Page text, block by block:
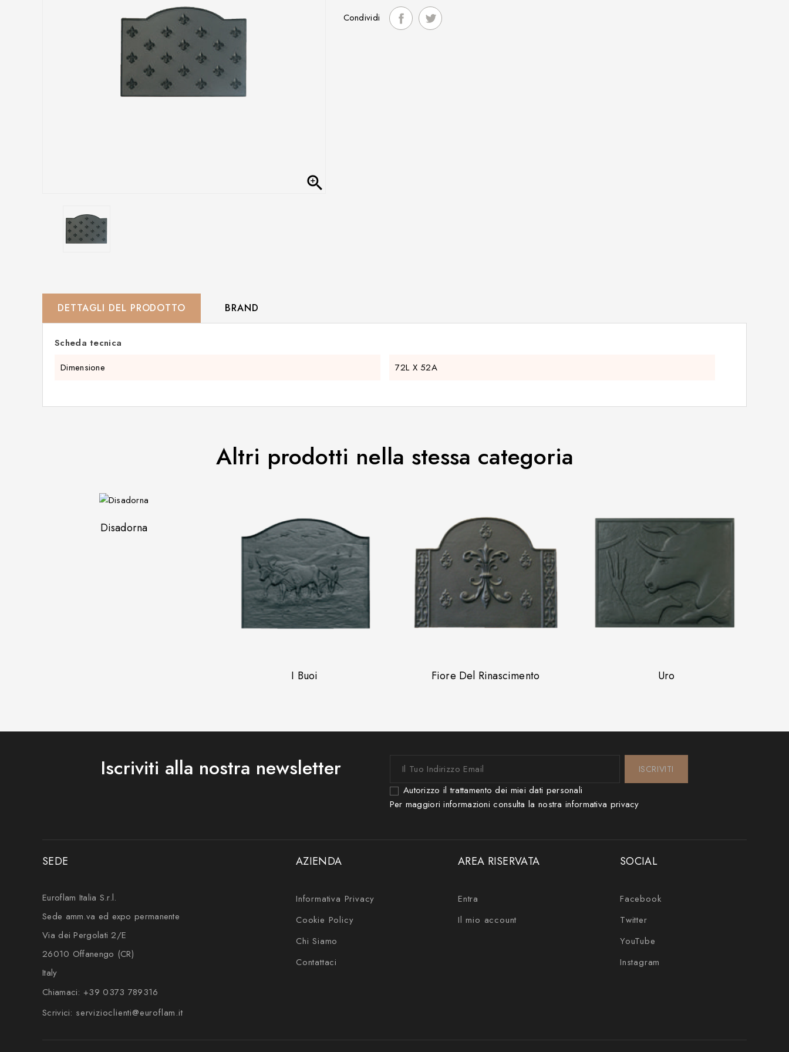

Condividi
DETTAGLI DEL PRODOTTO BRAND
Scheda tecnica
Dimensione
72L X 52A
Altri prodotti nella stessa categoria
Disadorna
I Buoi Fiore Del Rinascimento Uro
Iscriviti alla nostra newsletter
Autorizzo il trattamento dei miei dati personali
Per maggiori informazioni consulta la nostrainformativa privacy
SEDE
Euroflam Italia S.r.l.
Sede amm.va ed expo permanente
Via dei Pergolati 2/E
26010 Offanengo (CR)
Italy
Chiamaci: +39 0373 789316
Scrivici: servizioclienti@euroflam.it
AZIENDA
Informativa Privacy
Cookie Policy
Chi Siamo
Contattaci
AREA RISERVATA
Entra
Il mio account
SOCIAL
Facebook
Twitter
YouTube
Instagram